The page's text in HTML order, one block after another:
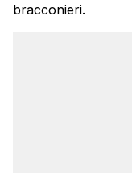
bracconieri.